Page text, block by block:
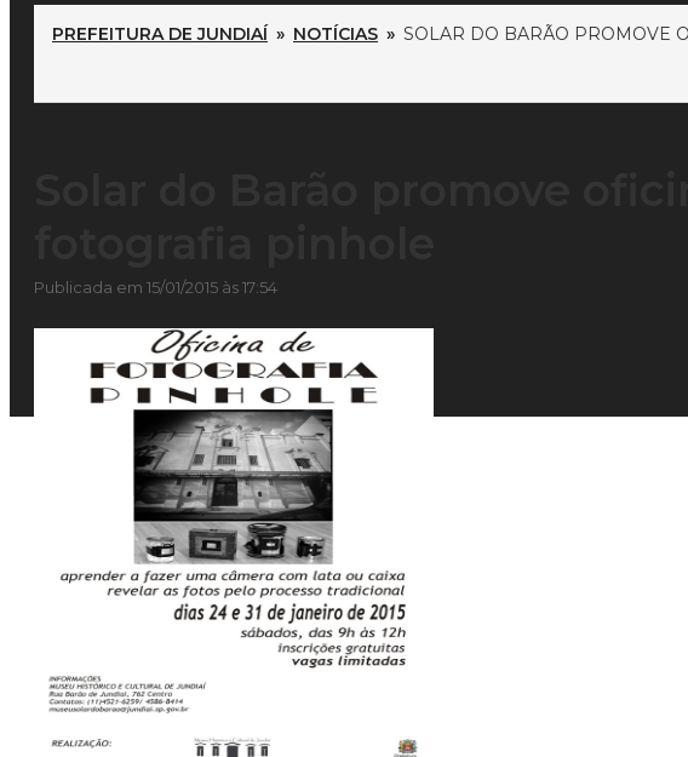
PREFEITURA DE JUNDIAÍ » NOTÍCIAS » SOLAR DO BARÃO PROMOVE
Publicada em 15/01/2015 às 17:54